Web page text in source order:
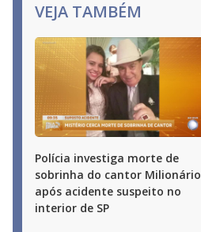
VEJA TAMBÉM
Polícia investiga morte de
sobrinha do cantor Milionário
após acidente suspeito no
interior de SP